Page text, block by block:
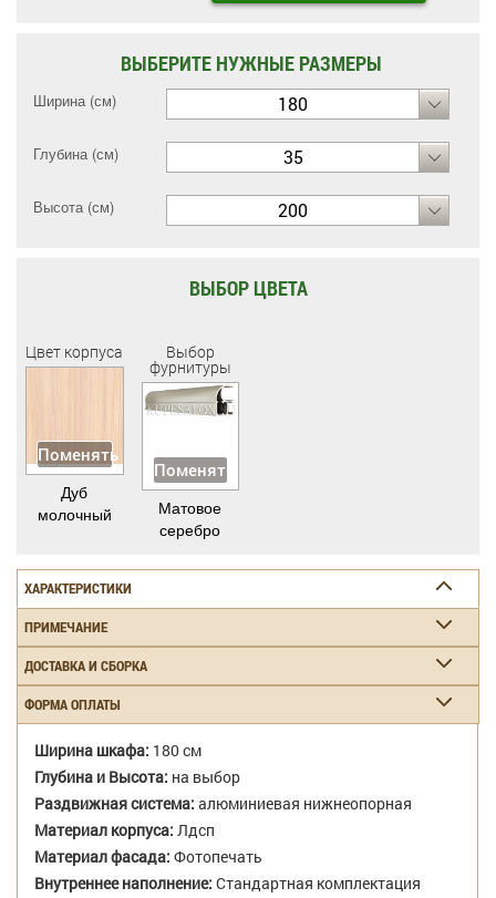
ВЫБЕРИТЕ НУЖНЫЕ РАЗМЕРЫ
Ширина (см) 180
Глубина (см) 35
Высота (см) 200
ВЫБОР ЦВЕТА
Цвет корпуса
Поменять
Дуб
молочный
Выбор
фурнитуры
Поменять
Матовое
серебро
ХАРАКТЕРИСТИКИ
ПРИМЕЧАНИЕ
ДОСТАВКА И СБОРКА
ФОРМА ОПЛАТЫ
Ширина шкафа: 180 см
Глубина и Высота: на выбор
Раздвижная система: алюминиевая нижнеопорная
Материал корпуса: Лдсп
Материал фасада: Фотопечать
Внутреннее наполнение: Стандартная комплектация